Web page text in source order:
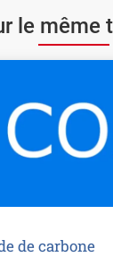
le même
de carbone